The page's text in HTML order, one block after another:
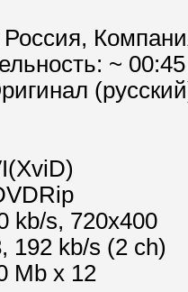
~
kb/s, 720x400
192 kb/s (2 ch)
Mb x 12